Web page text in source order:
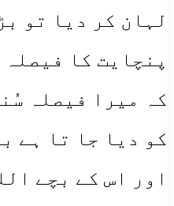
لہان کر دیا تو
پنچایت کا
کہ میرا فیصلہ
کو دیا جا تا ہے
اور اس کے بچے